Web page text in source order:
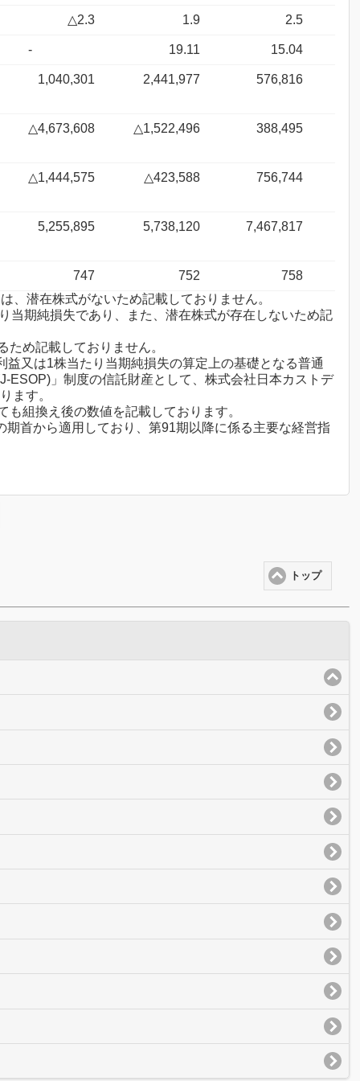
△2.3 1.9 2.5
- 19.11 15.04
1,040,301 2,441,977 576,816
△4,673,608 △1,522,496 388,495
△1,444,575 △423,588 756,744
5,255,895 5,738,120 7,467,817
747 752
758
、潜在株式がないため記載しておりません。
当期純損失であり、また、潜在株式が存在しないため記
め記載しておりません。
又は1株当たり当期純損失の算定上の基礎となる普通
ESOP)」制度の信託財産として、株式会社日本カストデ
ます。
組換え後の数値を記載しております。
首から適用しており、第91期以降に係る主要な経営指
トップ